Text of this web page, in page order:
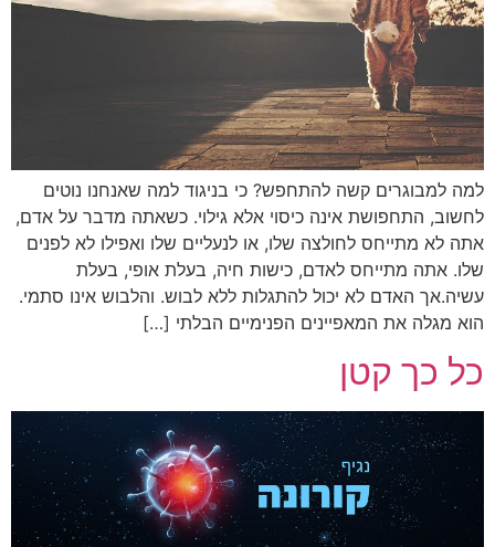
למה למבוגרים קשה להתחפש? כי בניגוד למה שאנחנו נוטים
לחשוב, התחפושת אינה כיסוי אלא גילוי. כשאתה מדבר על אדם,
אתה לא מתייחס לחולצה שלו, או לנעליים שלו ואפילו לא לפנים
שלו. אתה מתייחס לאדם, כישות חיה, בעלת אופי, בעלת
עשיה.אך האדם לא יכול להתגלות ללא לבוש. והלבוש אינו סתמי.
הוא מגלה את המאפיינים הפנימיים הבלתי […]
כל כך קטן